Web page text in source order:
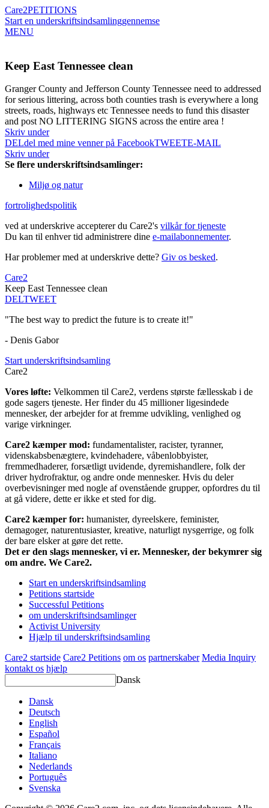
Care2PETITIONS
Start en underskriftsindsamlinggennemse
MENU
Keep East Tennessee clean
Granger County and Jefferson County Tennessee need to addressed
for serious littering, across both counties trash is everywhere a long
streets, roads, highways etc Tennessee needs to fund this disaster
and post NO LITTERING SIGNS across the entire area !
Skriv under
DELdel med mine venner på FacebookTWEETE-MAIL
Skriv under
Se flere underskriftsindsamlinger:
Miljø og natur
fortrolighedspolitik
ved at underskrive accepterer du Care2's vilkår for tjeneste
Du kan til enhver tid administrere dine e-mailabonnementer.
Har problemer med at underskrive dette? Giv os besked.
Care2
Keep East Tennessee clean
DELTWEET
"The best way to predict the future is to create it!"
- Denis Gabor
Start underskriftsindsamling
Care2
Vores løfte: Velkommen til Care2, verdens største fællesskab i de
gode sagers tjeneste. Her finder du 45 millioner ligesindede
mennesker, der arbejder for at fremme udvikling, venlighed og
varige virkninger.
Care2 kæmper mod: fundamentalister, racister, tyranner,
videnskabsbenægtere, kvindehadere, våbenlobbyister,
fremmedhaderer, forsætligt uvidende, dyremishandlere, folk der
driver hydrofraktur, og andre onde mennesker. Hvis du deler
overbevisninger med nogle af ovenstående grupper, opfordres du til
at gå videre, dette er ikke et sted for dig.
Care2 kæmper for: humanister, dyreelskere, feminister,
demagoger, naturentusiaster, kreative, naturligt nysgerrige, og folk
der bare elsker at gøre det rette.
Det er den slags mennesker, vi er. Mennesker, der bekymrer sig
om andre. We Care2.
Start en underskriftsindsamling
Petitions startside
Successful Petitions
om underskriftsindsamlinger
Activist University
Hjælp til underskriftsindsamling
Care2 startside Care2 Petitions om os partnerskaber Media Inquiry
kontakt os hjælp
Dansk
Dansk
Deutsch
English
Español
Français
Italiano
Nederlands
Português
Svenska